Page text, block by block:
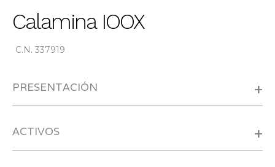
Calamina IOOX
C.N. 337919
PRESENTACIÓN +
ACTIVOS +